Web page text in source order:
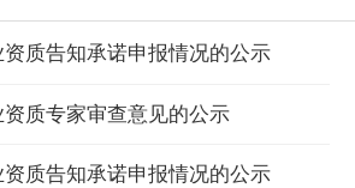
质告知承诺申报情况的公示
质专家审查意见的公示
质告知承诺申报情况的公示